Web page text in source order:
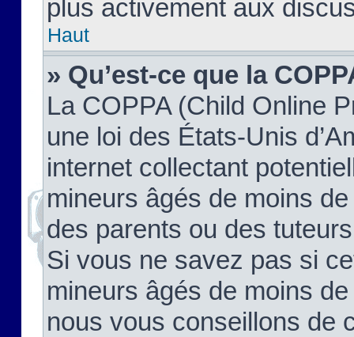
plus activement aux
Haut
» Qu’est-ce que la
La COPPA (Child Online
une loi des États-Unis
internet collectant
mineurs âgés de moins
des parents ou des
Si vous ne savez pas si
mineurs âgés de moins
nous vous conseillons de